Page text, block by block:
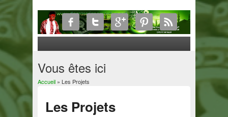
Vous êtes ici
Accueil» Les Projets
Les Projets